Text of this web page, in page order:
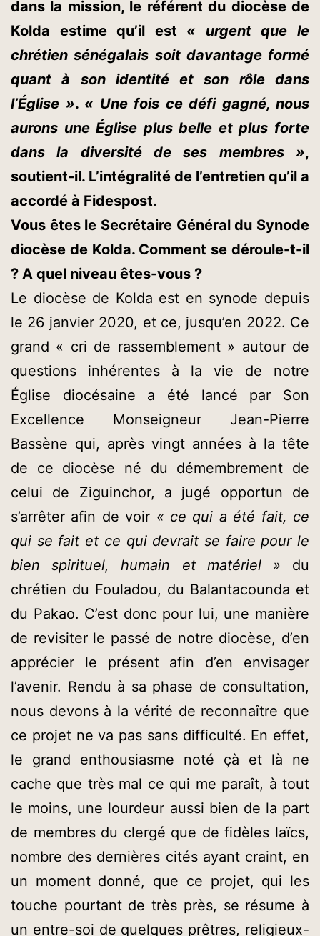
dans la mission, le référent du diocèse de
Kolda estime qu’il est « urgent que le
chrétien sénégalais soit davantage formé
quant à son identité et son rôle dans
l’Église ». « Une fois ce défi gagné, nous
aurons une Église plus belle et plus forte
dans la diversité de ses membres »,
soutient-il. L’intégralité de l’entretien qu’il a
accordé à Fidespost.
Vous êtes le Secrétaire Général du Synode
diocèse de Kolda. Comment se déroule-t-il
? A quel niveau êtes-vous ?
Le diocèse de Kolda est en synode depuis
le 26 janvier 2020, et ce, jusqu’en 2022. Ce
grand « cri de rassemblement » autour de
questions inhérentes à la vie de notre
Église diocésaine a été lancé par Son
Excellence Monseigneur Jean-Pierre
Bassène qui, après vingt années à la tête
de ce diocèse né du démembrement de
celui de Ziguinchor, a jugé opportun de
s’arrêter afin de voir « ce qui a été fait, ce
qui se fait et ce qui devrait se faire pour le
bien spirituel, humain et matériel » du
chrétien du Fouladou, du Balantacounda et
du Pakao. C’est donc pour lui, une manière
de revisiter le passé de notre diocèse, d’en
apprécier le présent afin d’en envisager
l’avenir. Rendu à sa phase de consultation,
nous devons à la vérité de reconnaître que
ce projet ne va pas sans difficulté. En effet,
le grand enthousiasme noté çà et là ne
cache que très mal ce qui me paraît, à tout
le moins, une lourdeur aussi bien de la part
de membres du clergé que de fidèles laïcs,
nombre des dernières cités ayant craint, en
un moment donné, que ce projet, qui les
touche pourtant de très près, se résume à
un entre-soi de quelques prêtres, religieux-